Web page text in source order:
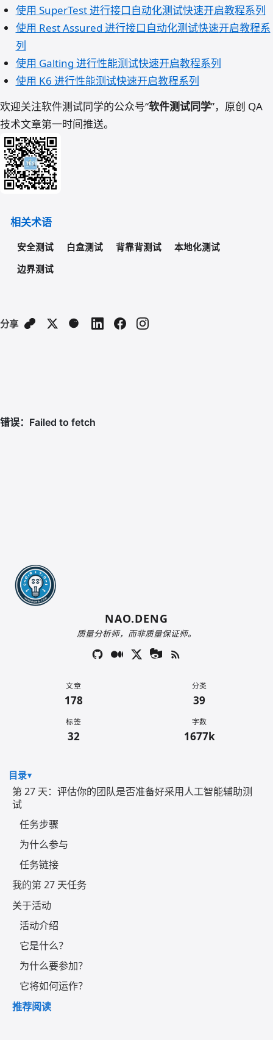
使用 SuperTest 进行接口自动化测试快速开启教程系列
使用 Rest Assured 进行接口自动化测试快速开启教程系
列
使用 Galting 进行性能测试快速开启教程系列
使用 K6 进行性能测试快速开启教程系列
欢迎关注软件测试同学的公众号“软件测试同学”，原创 QA
技术文章第一时间推送。
相关术语
安全测试 白盒测试 背靠背测试
本地化测试
边界测试
分享
NAO.DENG
质量分析师，而非质量保证师。
文章
178
分类
39
标签
32
字数
1677k
目录
第 27 天：评估你的团队是否准备好采用人工智能辅助测
试
任务步骤
为什么参与
任务链接
我的第 27 天任务
关于活动
活动介绍
它是什么？
为什么要参加？
它将如何运作？
推荐阅读